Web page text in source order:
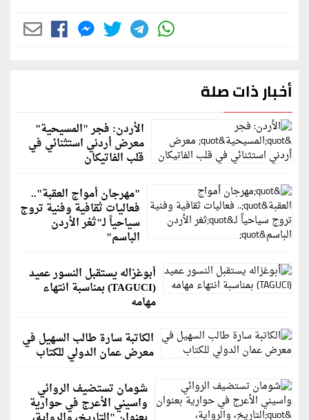
أخبار ذات صلة
الأردن: فجر "المسيحية"
معرض أردني استثنائي في
قلب الفاتيكان
"مهرجان أمواج العقبة"..
فعاليات ثقافية وفنية تروج
سياحياً لـ"ثغر الأردن
الباسم"
أبوغزاله يستقبل النسور عميد
(TAGUCI) بمناسبة انتهاء
مهامه
الكاتبة سارة طالب السهيل في
معرض عمان الدولي للكتاب
شومان تستضيف الروائي
واسيني الأعرج في حوارية